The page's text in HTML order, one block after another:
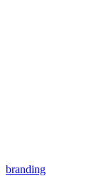
branding